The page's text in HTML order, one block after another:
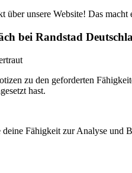
über unsere Website! Das macht
bei Randstad
zu den geforderten
hast.
Fähigkeit zur Analyse und